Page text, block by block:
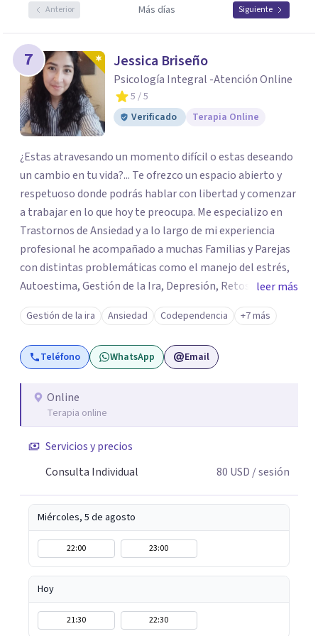
Anterior Más días Siguiente
7 Jessica Briseño
Psicología Integral -Atención Online
5 / 5
Verificado
Terapia Online
¿Estas atravesando un momento difícil o estas deseando
un cambio en tu vida?... Te ofrezco un espacio abierto y
respetuoso donde podrás hablar con libertad y comenzar
a trabajar en lo que hoy te preocupa. Me especializo en
Trastornos de Ansiedad y a lo largo de mi experiencia
profesional he acompañado a muchas Familias y Parejas
con distintas problemáticas como el manejo del estrés,
Autoestima, Gestión de la Ira, Depresión, Retos en la
Crianza, Codependencia, Celos, entre otros. Cuento con
más de 12 años de experiencia en el área de la Salud
mental y he trabajado en distintos contextos clínicos con
niños, Adolescentes y Adultos
leer más
Gestión de la ira Ansiedad Codependencia +7 más
Teléfono WhatsApp Email
Online
Terapia online
Servicios y precios
Consulta Individual
80 USD / sesión
Miércoles, 5 de agosto
22:00 23:00
Hoy
21:30 22:30